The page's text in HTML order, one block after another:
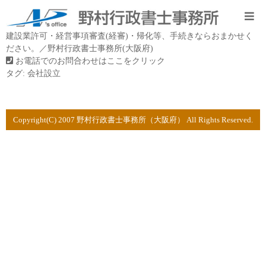
建設業許可・経営事項審査(経審)・帰化等、手続きならおまかせく
ださい。／野村行政書士事務所(大阪府)
お電話でのお問合わせはここをクリック
タグ: 会社設立
Copyright(C) 2007 野村行政書士事務所（大阪府） All Rights Reserved.